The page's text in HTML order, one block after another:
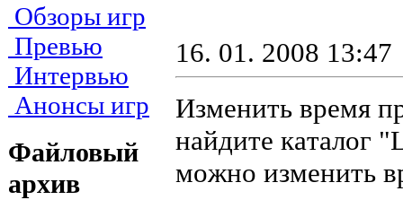
Обзоры игр
Превью
Интервью
Анонсы игр
Файловый
архив
16. 01. 2008 13:47
Изменить время
нaйдитe кaтaлoг
мoжнo измeнить